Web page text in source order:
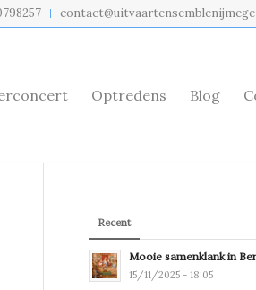
Optredens Blog
Recent
Mooie samenklank in
15/11/2025 - 18:05